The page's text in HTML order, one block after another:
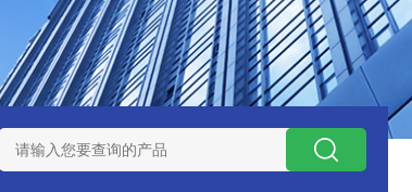
LK康复医院废水处理器设备 LK康复医院污水处理